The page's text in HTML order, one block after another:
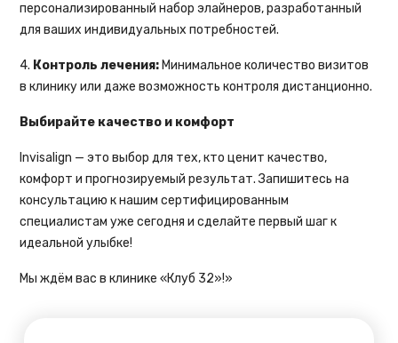
персонализированный набор элайнеров, разработанный
для ваших индивидуальных потребностей.
4. Контроль лечения: Минимальное количество визитов
в клинику или даже возможность контроля дистанционно.
Выбирайте качество и комфорт
Invisalign — это выбор для тех, кто ценит качество,
комфорт и прогнозируемый результат. Запишитесь на
консультацию к нашим сертифицированным
специалистам уже сегодня и сделайте первый шаг к
идеальной улыбке!
Мы ждём вас в клинике «Клуб 32»!»